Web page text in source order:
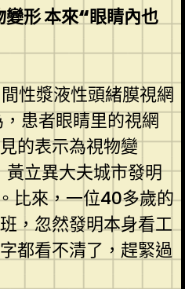
形 本來“眼睛內也
間性漿液性頭緒膜視網
患者眼睛里的視網
的表示為視物變
黃立異大夫城市發明
比來，一位40多歲的
，忽然發明本身看工
都看不清了，趕緊過